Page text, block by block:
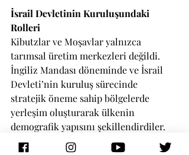
İsrail Devletinin Kuruluşundaki
Rolleri
Kibutzlar ve Moşavlar yalnızca
tarımsal üretim merkezleri değildi.
İngiliz Mandası döneminde ve İsrail
Devleti’nin kuruluş sürecinde
stratejik öneme sahip bölgelerde
yerleşim oluşturarak ülkenin
demografik yapısını şekillendirdiler.
1948 Bağımsızlık Savaşı sırasında